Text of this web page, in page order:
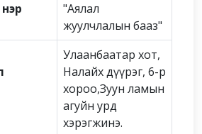
"Аялал
жуулчлалын бааз"
Улаанбаатар хот,
Налайх дүүрэг, 6-р
хороо,Зуун ламын
агуйн урд
хэрэгжинэ.